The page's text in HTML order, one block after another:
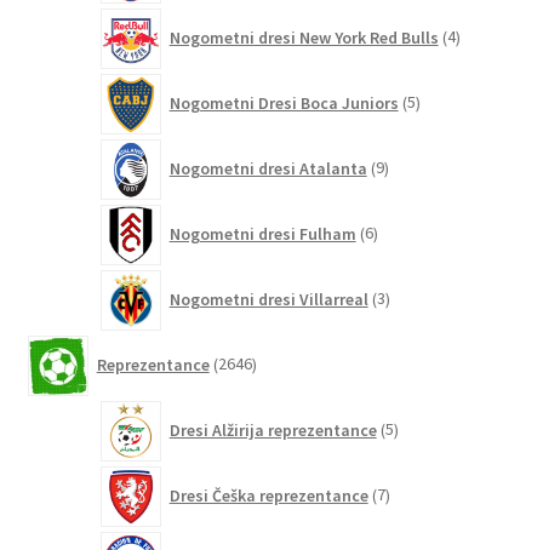
Nogometni dresi New York Red Bulls 4izdelki
Nogometni Dresi Boca Juniors 5izdelkov
Nogometni dresi Atalanta 9izdelkov
Nogometni dresi Fulham 6izdelkov
Nogometni dresi Villarreal 3izdelki
Reprezentance 2646izdelkov
Dresi Alžirija reprezentance 5izdelkov
Dresi Češka reprezentance 7izdelkov